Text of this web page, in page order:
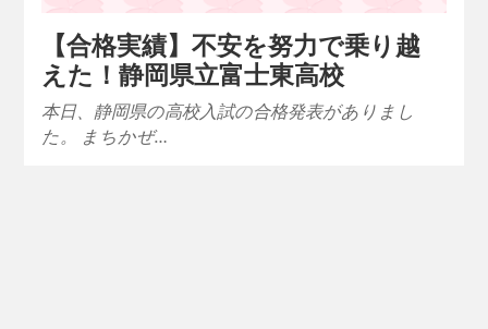
【合格実績】不安を努力で乗り越
えた！静岡県立富士東高校
本日、静岡県の高校入試の合格発表がありまし
た。 まちかぜ…